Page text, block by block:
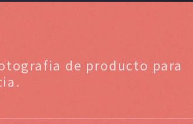
de producto para